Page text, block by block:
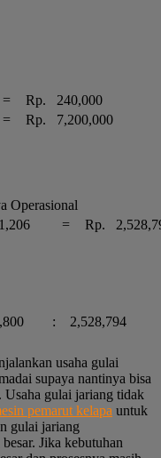
= Rp.
240,000
= Rp. 7,200,000
Operasional
= Rp.
: 2,528,794
usaha gulai
supaya nantinya bisa
Usaha gulai jariang tidak
pemarut kelapa untuk
gulai jariang
Jika kebutuhan